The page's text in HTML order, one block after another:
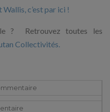
Wallis, c’est par ici !
? Retrouvez toutes les
Collectivités.